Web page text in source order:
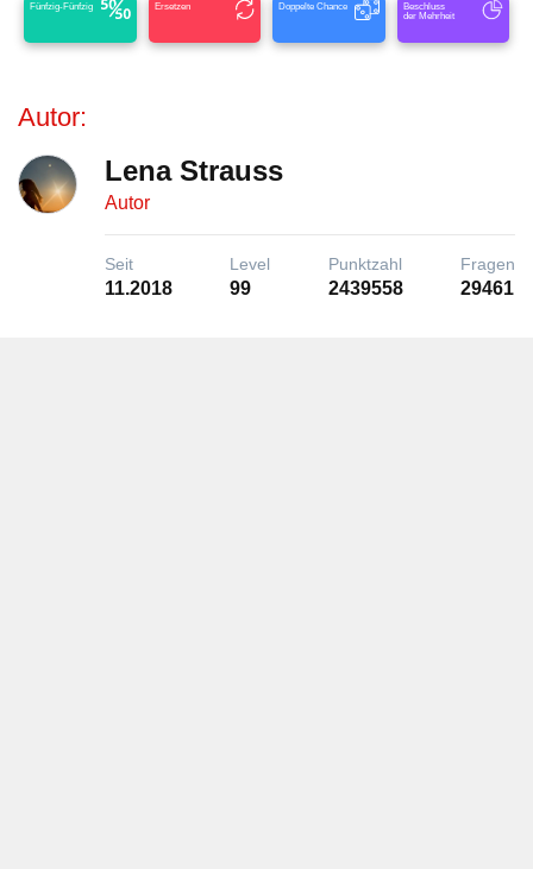
Fünfzig-Fünfzig Ersetzen Doppelte Chance
Beschluss
der Mehrheit
Autor:
Lena Strauss
Autor
Seit
11.2018
Level
99
Punktzahl
2439558
Fragen
29461